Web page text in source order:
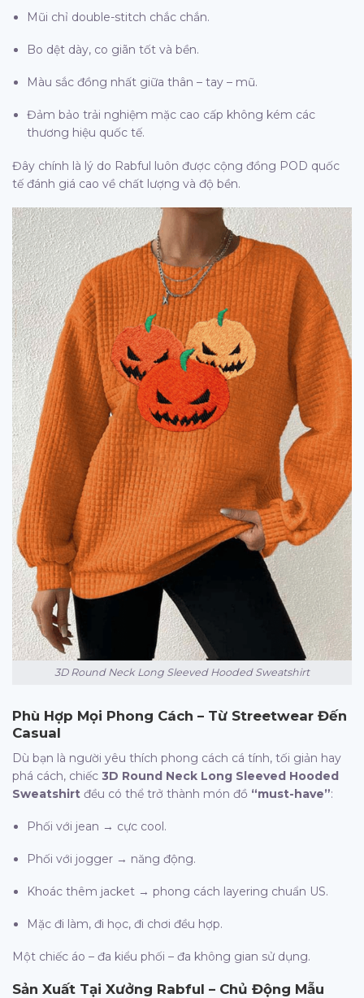
Mũi chỉ double-stitch chắc chắn.
Bo dệt dày, co giãn tốt và bền.
Màu sắc đồng nhất giữa thân – tay – mũ.
Đảm bảo trải nghiệm mặc cao cấp không kém các
thương hiệu quốc tế.
Đây chính là lý do Rabful luôn được cộng đồng POD quốc
tế đánh giá cao về chất lượng và độ bền.
3D Round Neck Long Sleeved Hooded Sweatshirt
Phù Hợp Mọi Phong Cách – Từ Streetwear Đến
Casual
Dù bạn là người yêu thích phong cách cá tính, tối giản hay
phá cách, chiếc 3D Round Neck Long Sleeved Hooded
Sweatshirt đều có thể trở thành món đồ “must-have”:
Phối với jean → cực cool.
Phối với jogger → năng động.
Khoác thêm jacket → phong cách layering chuẩn US.
Mặc đi làm, đi học, đi chơi đều hợp.
Một chiếc áo – đa kiểu phối – đa không gian sử dụng.
Sản Xuất Tại Xưởng Rabful – Chủ Động Mẫu